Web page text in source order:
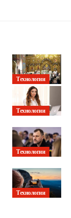
Технологии
Технологии
Технологии
Технологии